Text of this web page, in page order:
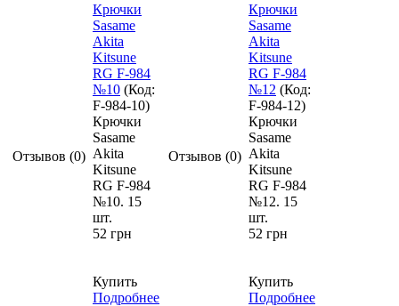
Отзывов (0)
Крючки
Sasame
Akita
Kitsune
RG F-984
№10 (Код:
F-984-10)
Крючки
Sasame
Akita
Kitsune
RG F-984
№10. 15
шт.
52 грн
Купить
Подробнее
Отзывов (0)
Крючки
Sasame
Akita
Kitsune
RG F-984
№12 (Код:
F-984-12)
Крючки
Sasame
Akita
Kitsune
RG F-984
№12. 15
шт.
52 грн
Купить
Подробнее